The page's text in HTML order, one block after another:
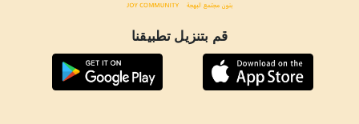
قم بتنزيل تطبيقنا